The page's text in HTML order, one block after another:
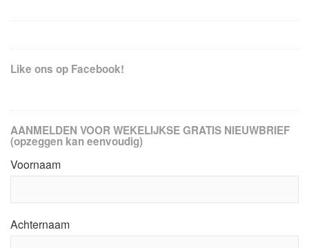
Like ons op Facebook!
AANMELDEN VOOR WEKELIJKSE GRATIS NIEUWBRIEF
(opzeggen kan eenvoudig)
Voornaam
Achternaam